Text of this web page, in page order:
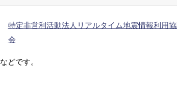
特定非営利活動法人リアルタイム地震情報利用
会
などです。